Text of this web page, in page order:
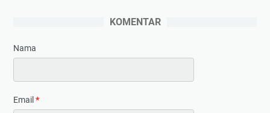
KOMENTAR
Nama
Email *